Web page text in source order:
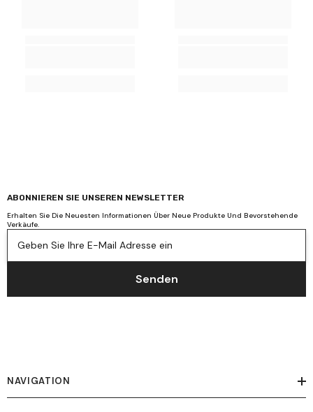
ABONNIEREN SIE UNSEREN NEWSLETTER
Erhalten Sie Die Neuesten Informationen Über Neue Produkte Und Bevorstehende
Verkäufe.
Geben Sie Ihre E-Mail Adresse ein
Senden
NAVIGATION